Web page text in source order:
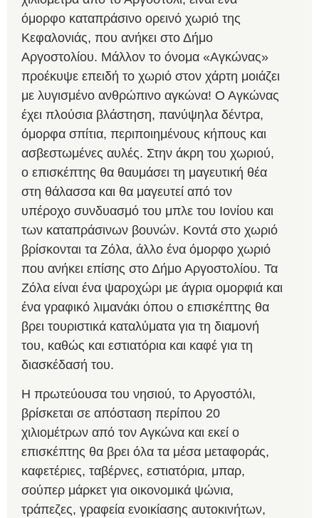
όμορφο καταπράσινο ορεινό χωριό της
Κεφαλονιάς, που ανήκει στο Δήμο
Αργοστολίου. Μάλλον το όνομα «Αγκώνας»
προέκυψε επειδή το χωριό στον χάρτη μοιάζει
με λυγισμένο ανθρώπινο αγκώνα! Ο Αγκώνας
έχει πλούσια βλάστηση, πανύψηλα δέντρα,
όμορφα σπίτια, περιποιημένους κήπους και
ασβεστωμένες αυλές. Στην άκρη του χωριού,
ο επισκέπτης θα θαυμάσει τη μαγευτική θέα
στη θάλασσα και θα μαγευτεί από τον
υπέροχο συνδυασμό του μπλε του Ιονίου και
των καταπράσινων βουνών. Κοντά στο χωριό
βρίσκονται τα Ζόλα, άλλο ένα όμορφο χωριό
που ανήκει επίσης στο Δήμο Αργοστολίου. Τα
Ζόλα είναι ένα ψαροχώρι με άγρια ομορφιά και
ένα γραφικό λιμανάκι όπου ο επισκέπτης θα
βρει τουριστικά καταλύματα για τη διαμονή
του, καθώς και εστιατόρια και καφέ για τη
διασκέδασή του.
Η πρωτεύουσα του νησιού, το Αργοστόλι,
βρίσκεται σε απόσταση περίπου 20
χιλιομέτρων από τον Αγκώνα και εκεί ο
επισκέπτης θα βρει όλα τα μέσα μεταφοράς,
καφετέριες, ταβέρνες, εστιατόρια, μπαρ,
σούπερ μάρκετ για οικονομικά ψώνια,
τράπεζες, γραφεία ενοικίασης αυτοκινήτων,